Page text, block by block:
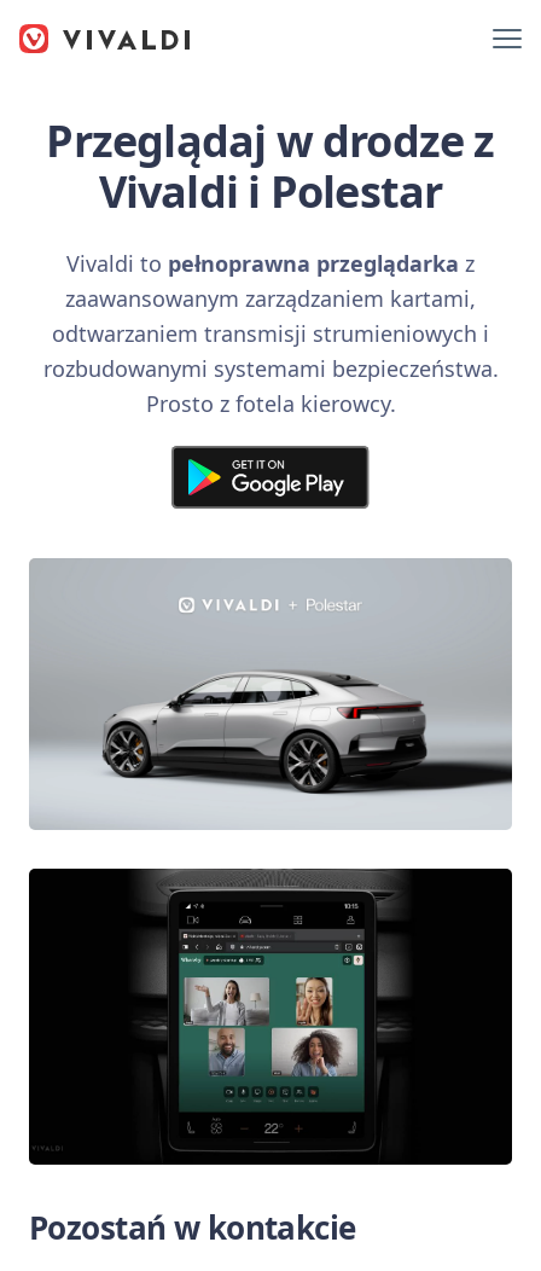
Przeglądaj w drodze z
Vivaldi i Polestar
Vivaldi to pełnoprawna przeglądarka z
zaawansowanym zarządzaniem kartami,
odtwarzaniem transmisji strumieniowych i
rozbudowanymi systemami bezpieczeństwa.
Prosto z fotela kierowcy.
Pozostań w kontakcie